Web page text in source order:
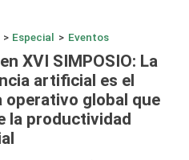
> Especial > Eventos
XVI SIMPOSIO: La
artificial es el
operativo global que
la productividad